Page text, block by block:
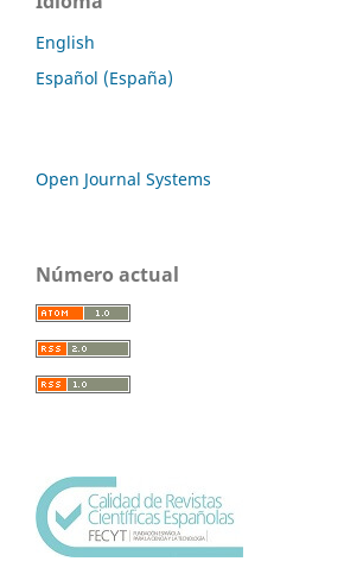
English
Español (España)
Open Journal Systems
Número actual